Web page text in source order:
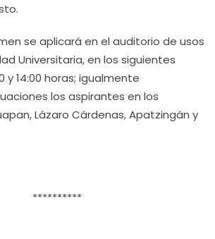
se aplicará en el auditorio de usos
Universitaria, en los siguientes
y 14:00 horas; igualmente
los aspirantes en los
Lázaro Cárdenas, Apatzingán y
**********